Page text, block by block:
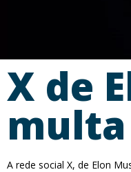
X de
multa
A rede social X, de Elon